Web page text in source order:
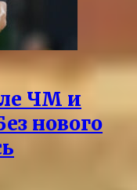
ЧМ и
нового